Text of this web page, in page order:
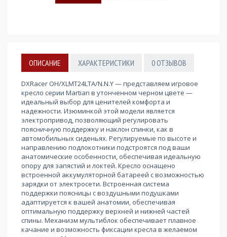
ОПИСАНИЕ ХАРАКТЕРИСТИКИ 0ОТЗЫВОВ
DXRacer OH/XLMT24LTA/N.N.Y — представляем игровое
кресло серии Martian в утонченном черном цвете —
идеальный выбор для ценителей комфорта и
надежности. Изюминкой этой модели является
электропривод, позволяющий регулировать
поясничную поддержку и наклон спинки, как в
автомобильных сиденьях. Регулируемые по высоте и
направлению подлокотники подстроятся под ваши
анатомические особенности, обеспечивая идеальную
опору для запястий и локтей. Кресло оснащено
встроенной аккумуляторной батареей с возможностью
зарядки от электросети. Встроенная система
поддержки поясницы с воздушными подушками
адаптируется к вашей анатомии, обеспечивая
оптимальную поддержку верхней и нижней частей
спины. Механизм мультиблок обеспечивает плавное
качание и возможность фиксации кресла в желаемом